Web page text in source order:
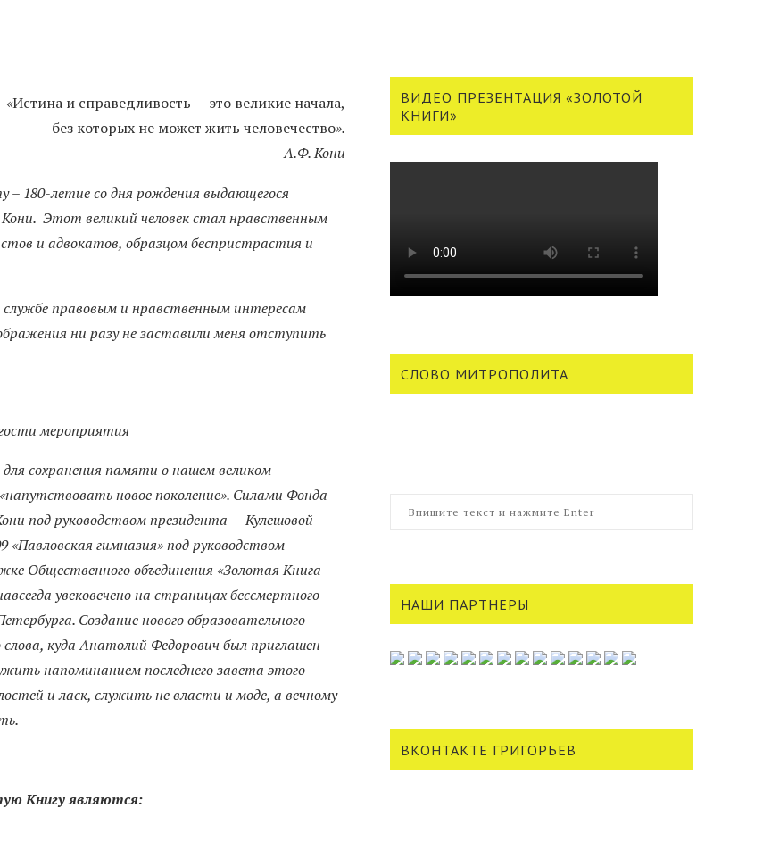
«Истина и справедливость — это великие начала,
без которых не может жить человечество».
А.Ф. Кони
180-летие со дня рождения выдающегося
Этот великий человек стал нравственным
и адвокатов, образцом беспристрастия и
правовым и нравственным интересам
ни разу не заставили меня отступить
мероприятия
сохранения памяти о нашем великом
новое поколение». Силами Фонда
под руководством президента — Кулешовой
гимназия» под руководством
Общественного объединения «Золотая Книга
увековечено на страницах бессмертного
Создание нового образовательного
куда Анатолий Федорович был приглашен
напоминанием последнего завета этого
и ласк, служить не власти и моде, а вечному
Книгу являются:
ВИДЕО ПРЕЗЕНТАЦИЯ «ЗОЛОТОЙ
КНИГИ»
СЛОВО МИТРОПОЛИТА
НАШИ ПАРТНЕРЫ
ВКОНТАКТЕ ГРИГОРЬЕВ